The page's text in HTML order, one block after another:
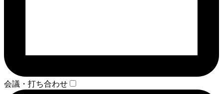
会議・打ち合わせ